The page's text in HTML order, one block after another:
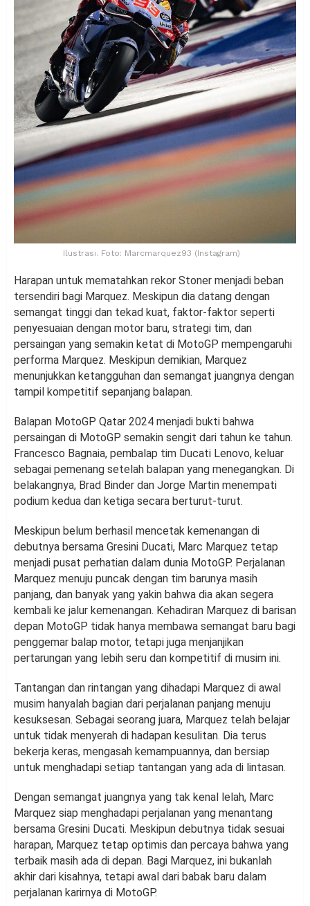
Ilustrasi. Foto: Marcmarquez93 (Instagram)
Harapan untuk mematahkan rekor Stoner menjadi beban
tersendiri bagi Marquez. Meskipun dia datang dengan
semangat tinggi dan tekad kuat, faktor-faktor seperti
penyesuaian dengan motor baru, strategi tim, dan
persaingan yang semakin ketat di MotoGP mempengaruhi
performa Marquez. Meskipun demikian, Marquez
menunjukkan ketangguhan dan semangat juangnya dengan
tampil kompetitif sepanjang balapan.
Balapan MotoGP Qatar 2024 menjadi bukti bahwa
persaingan di MotoGP semakin sengit dari tahun ke tahun.
Francesco Bagnaia, pembalap tim Ducati Lenovo, keluar
sebagai pemenang setelah balapan yang menegangkan. Di
belakangnya, Brad Binder dan Jorge Martin menempati
podium kedua dan ketiga secara berturut-turut.
Meskipun belum berhasil mencetak kemenangan di
debutnya bersama Gresini Ducati, Marc Marquez tetap
menjadi pusat perhatian dalam dunia MotoGP. Perjalanan
Marquez menuju puncak dengan tim barunya masih
panjang, dan banyak yang yakin bahwa dia akan segera
kembali ke jalur kemenangan. Kehadiran Marquez di barisan
depan MotoGP tidak hanya membawa semangat baru bagi
penggemar balap motor, tetapi juga menjanjikan
pertarungan yang lebih seru dan kompetitif di musim ini.
Tantangan dan rintangan yang dihadapi Marquez di awal
musim hanyalah bagian dari perjalanan panjang menuju
kesuksesan. Sebagai seorang juara, Marquez telah belajar
untuk tidak menyerah di hadapan kesulitan. Dia terus
bekerja keras, mengasah kemampuannya, dan bersiap
untuk menghadapi setiap tantangan yang ada di lintasan.
Dengan semangat juangnya yang tak kenal lelah, Marc
Marquez siap menghadapi perjalanan yang menantang
bersama Gresini Ducati. Meskipun debutnya tidak sesuai
harapan, Marquez tetap optimis dan percaya bahwa yang
terbaik masih ada di depan. Bagi Marquez, ini bukanlah
akhir dari kisahnya, tetapi awal dari babak baru dalam
perjalanan karirnya di MotoGP.